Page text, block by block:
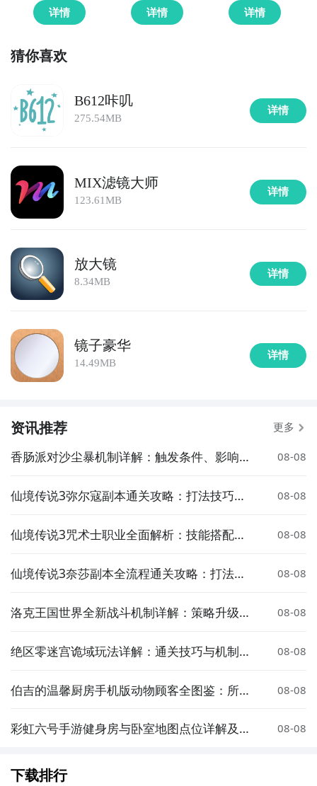
详情 详情 详情
猜你喜欢
B612咔叽
275.54MB
详情
MIX滤镜大师
123.61MB
详情
放大镜
8.34MB
详情
镜子豪华
14.49MB
详情
资讯推荐 更多
香肠派对沙尘暴机制详解：触发条件、影响范
08-08
仙境传说3弥尔寇副本通关攻略：打法技巧、
08-08
仙境传说3咒术士职业全面解析：技能搭配、
08-08
仙境传说3奈莎副本全流程通关攻略：打法技
08-08
洛克王国世界全新战斗机制详解：策略升级与
08-08
绝区零迷宫诡域玩法详解：通关技巧与机制解
08-08
伯吉的温馨厨房手机版动物顾客全图鉴：所有
08-08
彩虹六号手游健身房与卧室地图点位详解及实
08-08
下载排行